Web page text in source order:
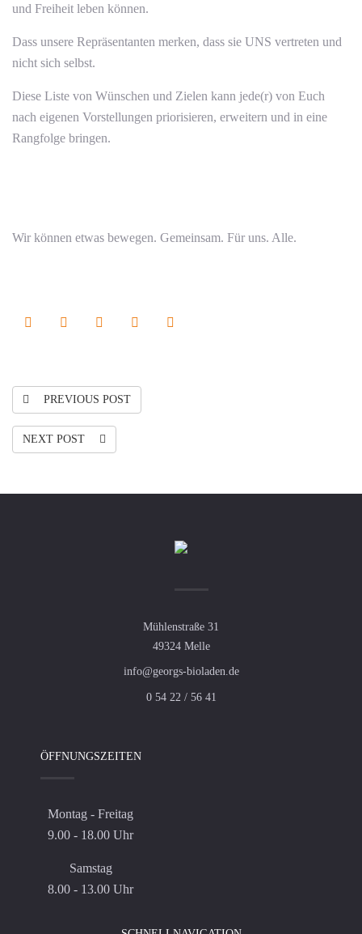
und Freiheit leben können.
Dass unsere Repräsentanten merken, dass sie UNS vertreten und
nicht sich selbst.
Diese Liste von Wünschen und Zielen kann jede(r) von Euch
nach eigenen Vorstellungen priorisieren, erweitern und in eine
Rangfolge bringen.
Wir können etwas bewegen. Gemeinsam. Für uns. Alle.
PREVIOUS POST
NEXT POST
Mühlenstraße 31
49324 Melle
info@georgs-bioladen.de
0 54 22 / 56 41
ÖFFNUNGSZEITEN
Montag - Freitag
9.00 - 18.00 Uhr
Samstag
8.00 - 13.00 Uhr